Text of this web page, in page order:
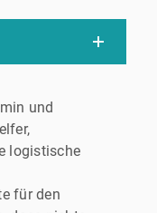
und
logistische
für den